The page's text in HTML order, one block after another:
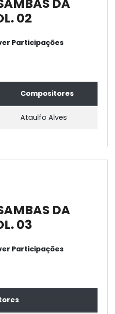
DA
02
Participações
Compositores
Ataulfo Alves
DA
03
Participações